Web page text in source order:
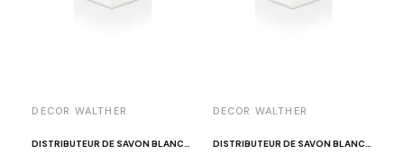
DECOR WALTHER
DISTRIBUTEUR DE SAVON BLANC / CHROME ET ECO-CUIR BLANC BROWNIE SSP
DECOR WALTHER
DISTRIBUTEUR DE SAVON BLANC ET ECO-CUIR BLANC BROWNIE SSP